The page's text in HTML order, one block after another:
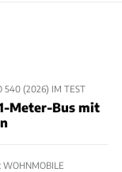
540 (2026) IM TEST
Meter-Bus mit
WOHNMOBILE